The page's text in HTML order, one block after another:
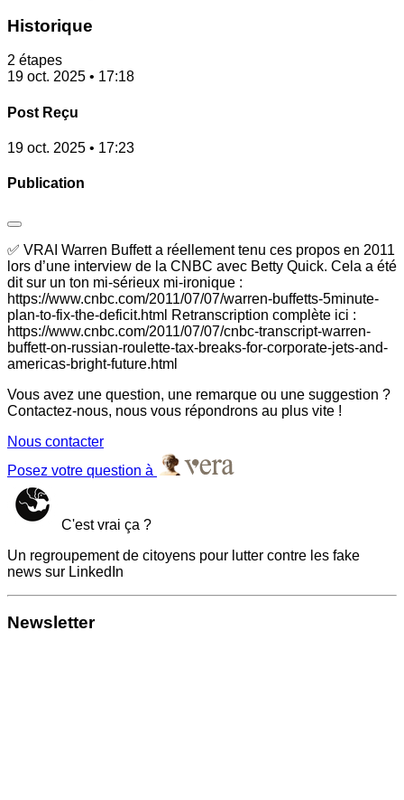
Historique
2 étapes
19 oct. 2025 • 17:18
Post Reçu
19 oct. 2025 • 17:23
Publication
✅ VRAI Warren Buffett a réellement tenu ces propos en 2011
lors d’une interview de la CNBC avec Betty Quick. Cela a été
dit sur un ton mi-sérieux mi-ironique :
https://www.cnbc.com/2011/07/07/warren-buffetts-5minute-
plan-to-fix-the-deficit.html Retranscription complète ici :
https://www.cnbc.com/2011/07/07/cnbc-transcript-warren-
buffett-on-russian-roulette-tax-breaks-for-corporate-jets-and-
americas-bright-future.html
Vous avez une question, une remarque ou une suggestion ?
Contactez-nous, nous vous répondrons au plus vite !
Nous contacter
Posez votre question à
C'est vrai ça ?
Un regroupement de citoyens pour lutter contre les fake
news sur LinkedIn
Newsletter